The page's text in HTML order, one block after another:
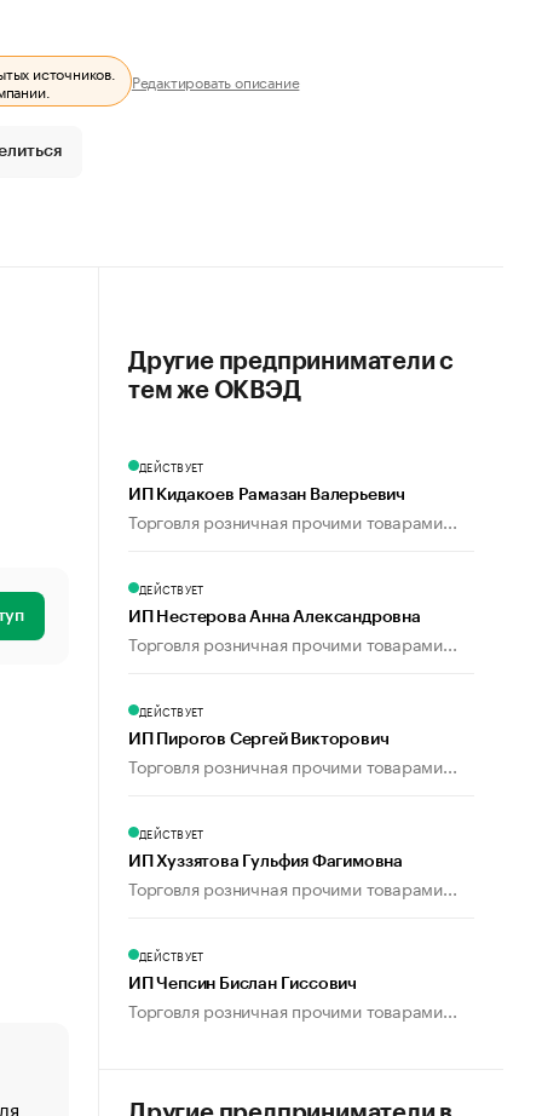
источников. Редактировать описание
«От спорта тело стареет иначе». Как живет глава
Другие предприниматели с
тем же ОКВЭД
ДЕЙСТВУЕТ
ИП Кидакоев Рамазан Валерьевич
Торговля розничная прочими товарами...
ДЕЙСТВУЕТ
ИП Нестерова Анна Александровна
Торговля розничная прочими товарами...
ДЕЙСТВУЕТ
ИП Пирогов Сергей Викторович
Торговля розничная прочими товарами...
ДЕЙСТВУЕТ
ИП Хуззятова Гульфия Фагимовна
Торговля розничная прочими товарами...
ДЕЙСТВУЕТ
ИП Чепсин Бислан Гиссович
Торговля розничная прочими товарами...